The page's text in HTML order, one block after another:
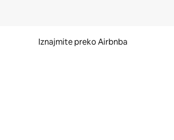
Iznajmite preko Airbnba